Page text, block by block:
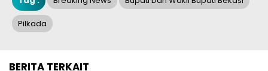
Pilkada
BERITA TERKAIT